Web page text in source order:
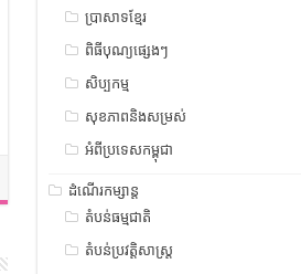
ប្រាសាទខ្មែរ
ពិធីបុណ្យផ្សេងៗ
សិប្បកម្ម
សុខភាពនិងសម្រស់
អំពីប្រទេសកម្ពុជា
ដំណើរកម្សាន្ត
តំបន់ធម្មជាតិ
តំបន់ប្រវត្តិសាស្រ្ត